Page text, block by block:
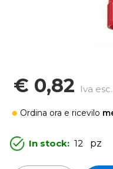
€ 0,82 Iva esc.
Ordina ora e ricevilo
In stock: 12 pz